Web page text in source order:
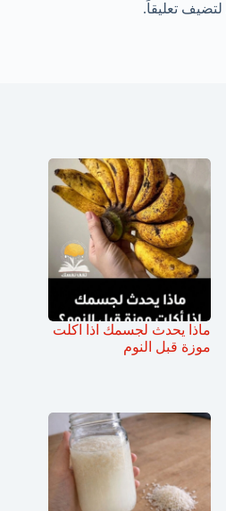
لتضيف تعليقاً.
ماذا يحدث لجسمك اذا اكلت
موزة قبل النوم